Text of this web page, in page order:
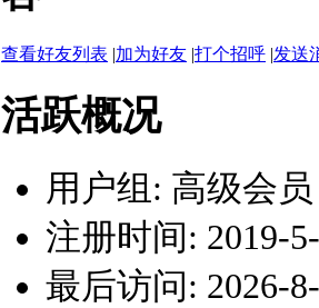
查看好友列表 |加为好友 |打个招呼 |发送
活跃概况
用户组: 高级会员
注册时间: 2019-
最后访问: 2026-